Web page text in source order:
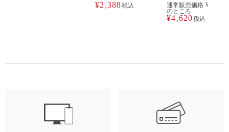
¥2,388税込 通常販売価格 ¥
のところ
¥4,620税込